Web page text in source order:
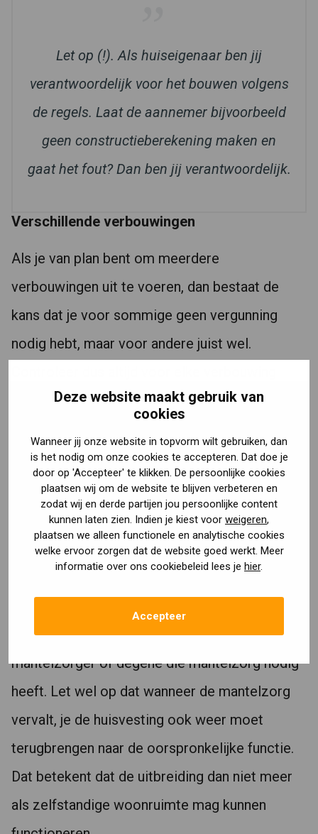
Deze website maakt gebruik van
cookies
Wanneer jij onze website in topvorm wilt gebruiken, dan
is het nodig om onze cookies te accepteren. Dat doe je
door op 'Accepteer' te klikken. De persoonlijke cookies
plaatsen wij om de website te blijven verbeteren en
zodat wij en derde partijen jou persoonlijke content
kunnen laten zien. Indien je kiest voor weigeren,
plaatsen we alleen functionele en analytische cookies
welke ervoor zorgen dat de website goed werkt. Meer
informatie over ons cookiebeleid lees je hier.
Accepteer
Let op (!). Als huiseigenaar ben jij
verantwoordelijk voor het bouwen volgens
de regels. Laat de aannemer bijvoorbeeld
geen constructieberekening maken en
gaat het fout? Dan ben jij verantwoordelijk.
Verschillende verbouwingen
Als je van plan bent om meerdere
verbouwingen uit te voeren, dan bestaat de
kans dat je voor sommige geen vergunning
nodig hebt, maar voor andere juist wel.
afzonderlijk of je al dan niet een
(Ver) bouwen zonder vergunning voor
mantelzorg
Een belangrijke uitzondering op de
vergunningplicht geldt voor verbouwingen ten
behoeve van mantelzorg. In of bij een woning
uitgebreid) worden voor de huisvesting van een
mantelzorger of degene die mantelzorg nodig
heeft. Let wel op dat wanneer de mantelzorg
vervalt, je de huisvesting ook weer moet
terugbrengen naar de oorspronkelijke functie.
Dat betekent dat de uitbreiding dan niet meer
als zelfstandige woonruimte mag kunnen